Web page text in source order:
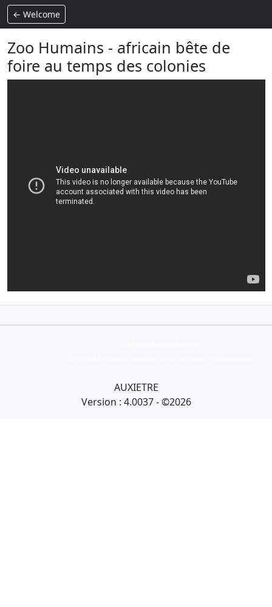
← Welcome
Zoo Humains - africain bête de
foire au temps des colonies
AUXIETRE
Version : 4.0037 - ©2026